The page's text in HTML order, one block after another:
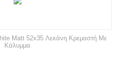
Matt 52x35 Λεκάνη Κρεμαστή Με
Κάλυμμα